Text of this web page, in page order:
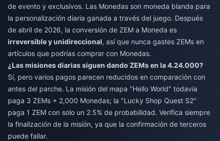
de evento y exclusivos. Las Monedas son moneda blanda para
la personalización diaria ganada a través del juego. Después
de abril de 2026, la conversión de ZEM a Moneda es
irreversible y unidireccional, así que nunca gastes ZEMs en
artículos que podrías comprar con Monedas.
¿Las misiones diarias siguen dando ZEMs en la 4.24.000?
Sí, pero varios pagos parecen reducidos en comparación con
antes del parche. La misión del mapa "Hello World" todavía
paga 3 ZEMs + 2,000 Monedas; la "Lucky Shop Quest S2"
paga 1 ZEM con solo un 2.5% de probabilidad. Verifica siempre
la finalización de la misión, ya que la confirmación de terceros
puede fallar.